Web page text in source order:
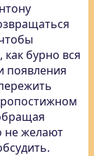
бурно вся
появления
не желают